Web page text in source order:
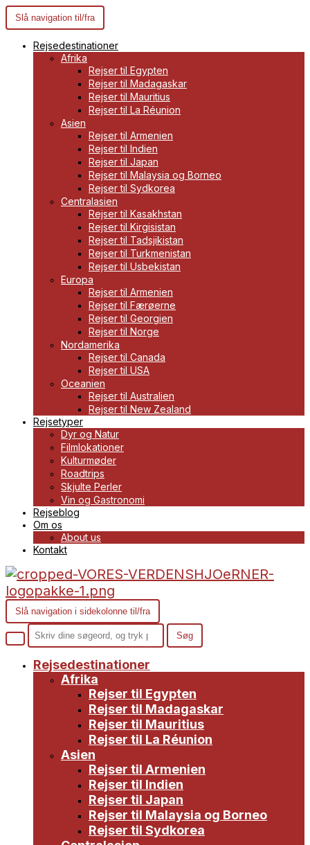
Slå navigation til/fra
Rejsedestinationer
Afrika
Rejser til Egypten
Rejser til Madagaskar
Rejser til Mauritius
Rejser til La Réunion
Asien
Rejser til Armenien
Rejser til Indien
Rejser til Japan
Rejser til Malaysia og Borneo
Rejser til Sydkorea
Centralasien
Rejser til Kasakhstan
Rejser til Kirgisistan
Rejser til Tadsjikistan
Rejser til Turkmenistan
Rejser til Usbekistan
Europa
Rejser til Armenien
Rejser til Færøerne
Rejser til Georgien
Rejser til Norge
Nordamerika
Rejser til Canada
Rejser til USA
Oceanien
Rejser til Australien
Rejser til New Zealand
Rejsetyper
Dyr og Natur
Filmlokationer
Kulturmøder
Roadtrips
Skjulte Perler
Vin og Gastronomi
Rejseblog
Om os
About us
Kontakt
Slå navigation i sidekolonne til/fra
Rejsedestinationer
Afrika
Rejser til Egypten
Rejser til Madagaskar
Rejser til Mauritius
Rejser til La Réunion
Asien
Rejser til Armenien
Rejser til Indien
Rejser til Japan
Rejser til Malaysia og Borneo
Rejser til Sydkorea